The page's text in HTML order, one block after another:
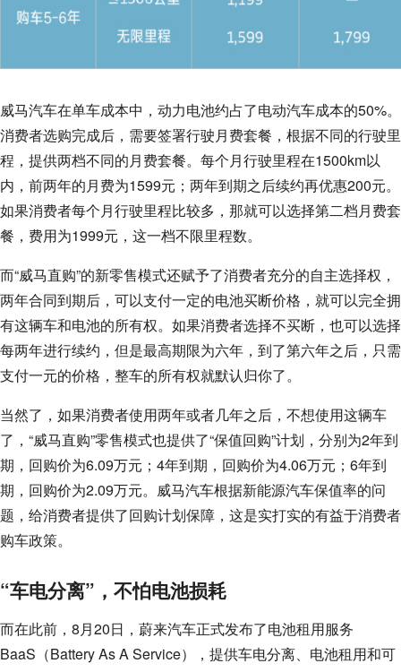
威马汽车在单车成本中，动力电池约占了电动汽车成本的50%。
消费者选购完成后，需要签署行驶月费套餐，根据不同的行驶里
程，提供两档不同的月费套餐。每个月行驶里程在1500km以
内，前两年的月费为1599元；两年到期之后续约再优惠200元。
如果消费者每个月行驶里程比较多，那就可以选择第二档月费套
餐，费用为1999元，这一档不限里程数。
而“威马直购”的新零售模式还赋予了消费者充分的自主选择权，
两年合同到期后，可以支付一定的电池买断价格，就可以完全拥
有这辆车和电池的所有权。如果消费者选择不买断，也可以选择
每两年进行续约，但是最高期限为六年，到了第六年之后，只需
支付一元的价格，整车的所有权就默认归你了。
当然了，如果消费者使用两年或者几年之后，不想使用这辆车
了，“威马直购”零售模式也提供了“保值回购”计划，分别为2年到
期，回购价为6.09万元；4年到期，回购价为4.06万元；6年到
期，回购价为2.09万元。威马汽车根据新能源汽车保值率的问
题，给消费者提供了回购计划保障，这是实打实的有益于消费者
购车政策。
“车电分离”，不怕电池损耗
而在此前，8月20日，蔚来汽车正式发布了电池租用服务
BaaS（Battery As A Service），提供车电分离、电池租用和可